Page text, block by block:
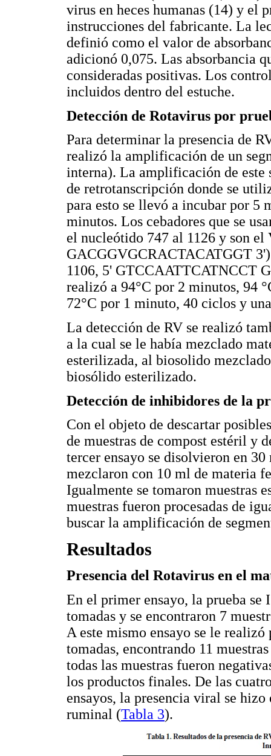
virus en heces humanas (14) y el
instrucciones del fabricante. La
definió como el valor de
adicionó 0,075. Las absorbancia
consideradas positivas. Los
incluidos dentro del estuche.
Detección de Rotavirus por
Para determinar la presencia de
realizó la amplificación de un
interna). La amplificación de este
de retrotanscripción donde se
para esto se llevó a incubar por 5
minutos. Los cebadores que se
el nucleótido 747 al 1126 y son
GACGGVGCRACTACATGGT
1106, 5' GTCCAATTCATNCCT
realizó a 94°C por 2 minutos, 94
72°C por 1 minuto, 40 ciclos y
La detección de RV se realizó
a la cual se le había mezclado
esterilizada, al biosolido
biosólido esterilizado.
Detección de inhibidores de la
Con el objeto de descartar
de muestras de compost estéril y
tercer ensayo se disolvieron en
mezclaron con 10 ml de materia
Igualmente se tomaron muestras
muestras fueron procesadas de
buscar la amplificación de
Resultados
Presencia del Rotavirus en el
En el primer ensayo, la prueba se
tomadas y se encontraron 7
A este mismo ensayo se le
tomadas, encontrando 11
todas las muestras fueron
los productos finales. De las
ensayos, la presencia viral se
ruminal (Tabla 3).